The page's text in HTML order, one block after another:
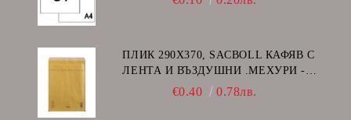
ПЛИК 290Х370, SACBOLL КАФЯВ С
ЛЕНТА И ВЪЗДУШНИ .МЕХУРИ -
€0.40 0.78лв.